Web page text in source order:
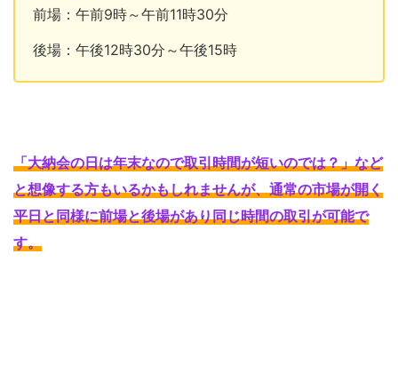
前場：午前9時～午前11時30分
後場：午後12時30分～午後15時
「大納会の日は年末なので取引時間が短いのでは？」など
と想像する方もいるかもしれませんが、通常の市場が開く
平日と同様に前場と後場があり同じ時間の取引が可能で
す。